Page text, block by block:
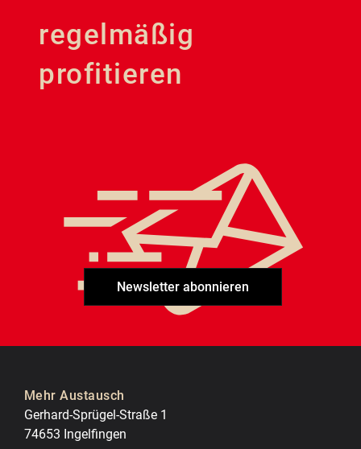
regelmäßig
profitieren
Newsletter abonnieren
Mehr Austausch
Gerhard-Sprügel-Straße 1
74653 Ingelfingen